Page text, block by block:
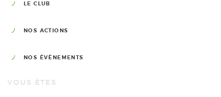
LE CLUB
NOS ACTIONS
NOS ÉVÈNEMENTS
VOUS ÊTES